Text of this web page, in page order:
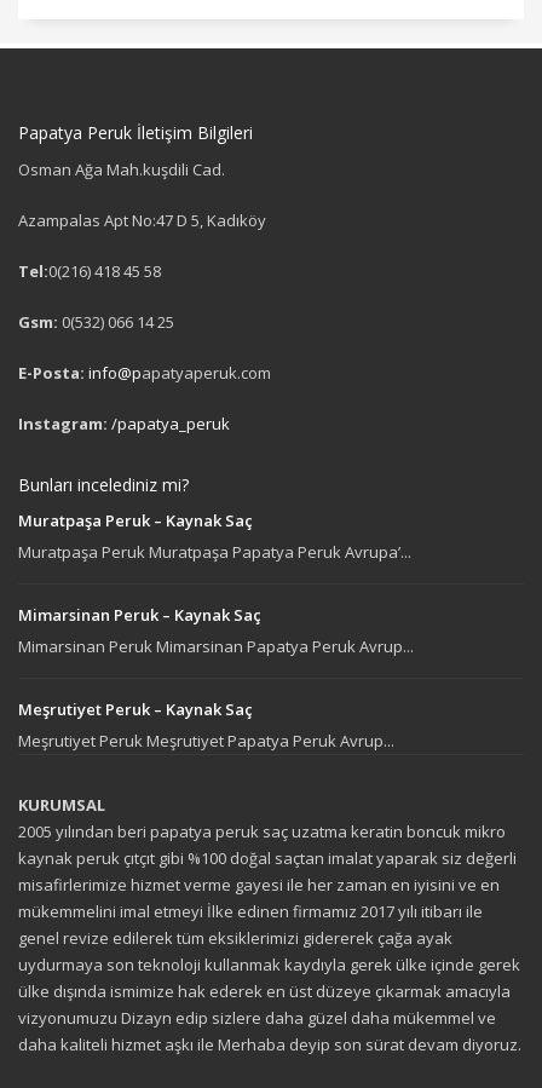
Papatya Peruk İletişim Bilgileri
Osman Ağa Mah.kuşdili Cad.
Azampalas Apt No:47 D 5, Kadıköy
Tel:0(216) 418 45 58
Gsm: 0(532) 066 14 25
E-Posta: info@papatyaperuk.com
Instagram: /papatya_peruk
Bunları incelediniz mi?
Muratpaşa Peruk – Kaynak Saç
Muratpaşa Peruk Muratpaşa Papatya Peruk Avrupa’...
Mimarsinan Peruk – Kaynak Saç
Mimarsinan Peruk Mimarsinan Papatya Peruk Avrup...
Meşrutiyet Peruk – Kaynak Saç
Meşrutiyet Peruk Meşrutiyet Papatya Peruk Avrup...
KURUMSAL
2005 yılından beri papatya peruk saç uzatma keratin boncuk mikro
kaynak peruk çıtçıt gibi %100 doğal saçtan imalat yaparak siz değerli
misafirlerimize hizmet verme gayesi ile her zaman en iyisini ve en
mükemmelini imal etmeyi İlke edinen firmamız 2017 yılı itibarı ile
genel revize edilerek tüm eksiklerimizi gidererek çağa ayak
uydurmaya son teknoloji kullanmak kaydıyla gerek ülke içinde gerek
ülke dışında ismimize hak ederek en üst düzeye çıkarmak amacıyla
vizyonumuzu Dizayn edip sizlere daha güzel daha mükemmel ve
daha kaliteli hizmet aşkı ile Merhaba deyip son sürat devam diyoruz.